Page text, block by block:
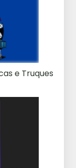
e Truques